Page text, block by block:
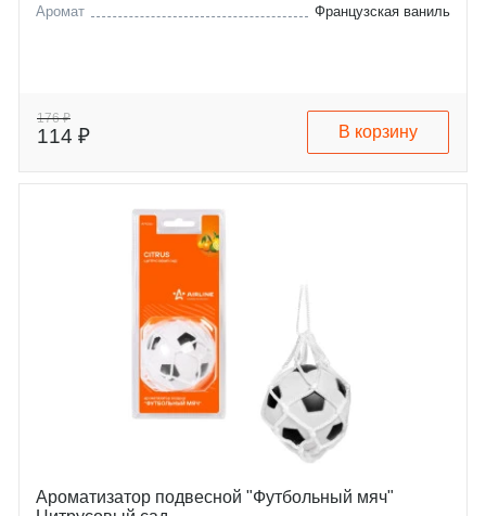
Аромат
Французская ваниль
176 ₽
114 ₽ В корзину
Ароматизатор подвесной "Футбольный мяч"